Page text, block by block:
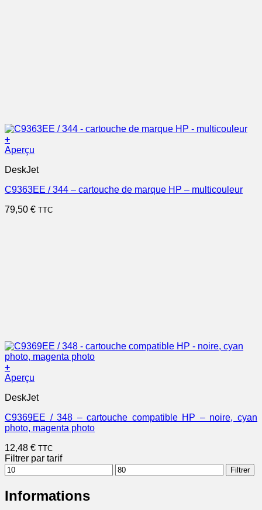
+
Aperçu
DeskJet
C9363EE / 344 – cartouche de marque HP – multicouleur
79,50 € TTC
+
Aperçu
DeskJet
C9369EE / 348 – cartouche compatible HP – noire, cyan
photo, magenta photo
12,48 € TTC
Filtrer par tarif
Prix
min
Prix
max
Filtrer
Informations